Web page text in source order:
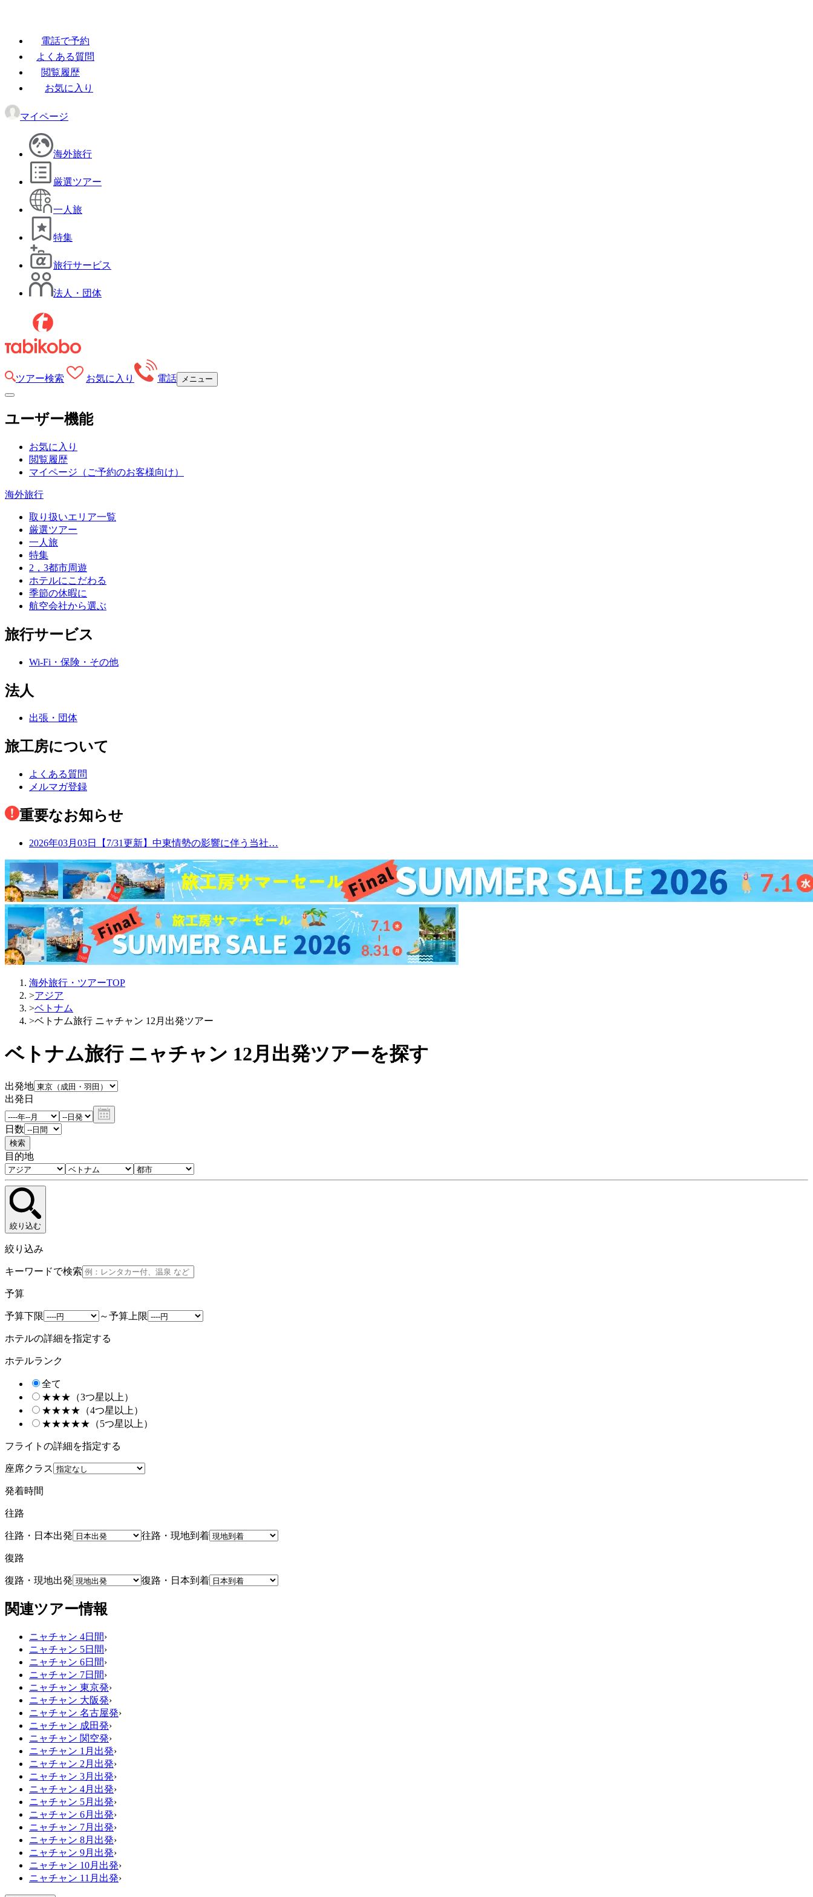
電話で予約
よくある質問
閲覧履歴
お気に入り
マイページ
海外旅行
厳選ツアー
一人旅
特集
旅行サービス
法人・団体
ツアー検索 お気に入り 電話 メニュー
ユーザー機能
お気に入り
閲覧履歴
マイページ （ご予約のお客様向け）
海外旅行
取り扱いエリア一覧
厳選ツアー
一人旅
特集
2，3都市周遊
ホテルにこだわる
季節の休暇に
航空会社から選ぶ
旅行サービス
Wi-Fi・保険・その他
法人
出張・団体
旅工房について
よくある質問
メルマガ登録
重要なお知らせ
2026年03月03日 【7/31更新】中東情勢の影響に伴う当社…
海外旅行・ツアーTOP
>アジア
>ベトナム
>ベトナム旅行 ニャチャン 12月出発ツアー
ベトナム旅行 ニャチャン 12月出発ツアーを探す
出発地
出発日
日数
検索
目的地
絞り込む
絞り込み
キーワードで検索
予算
予算下限 ～予算上限
ホテルの詳細を指定する
ホテルランク
全て
★★★（3つ星以上）
★★★★（4つ星以上）
★★★★★（5つ星以上）
フライトの詳細を指定する
座席クラス
発着時間
往路
往路・日本出発 往路・現地到着
復路
復路・現地出発 復路・日本到着
関連ツアー情報
ニャチャン 4日間›
ニャチャン 5日間›
ニャチャン 6日間›
ニャチャン 7日間›
ニャチャン 東京発›
ニャチャン 大阪発›
ニャチャン 名古屋発›
ニャチャン 成田発›
ニャチャン 関空発›
ニャチャン 1月出発›
ニャチャン 2月出発›
ニャチャン 3月出発›
ニャチャン 4月出発›
ニャチャン 5月出発›
ニャチャン 6月出発›
ニャチャン 7月出発›
ニャチャン 8月出発›
ニャチャン 9月出発›
ニャチャン 10月出発›
ニャチャン 11月出発›